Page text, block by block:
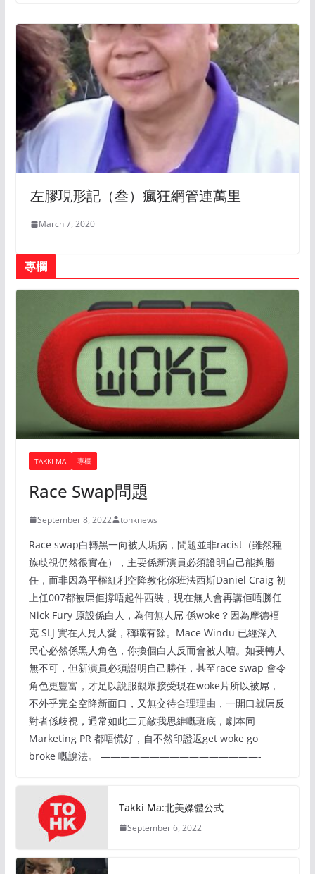
左膠現形記（叁）瘋狂網管連萬里
March 7, 2020
專欄
TAKKI MA 專欄
Race Swap問題
September 8, 2022 tohknews
Race swap白轉黑一向被人垢病，問題並非racist（雖然種
族歧視仍然很實在），主要係新演員必須證明自己能夠勝
任，而非因為平權紅利空降教化你班法西斯Daniel Craig 初
上任007都被屌佢撐唔起件西裝，現在無人會再講佢唔勝任
Nick Fury 原設係白人，為何無人屌 係woke？因為摩德褔
克 SLJ 實在人見人愛，稱職有餘。Mace Windu 已經深入
民心必然係黑人角色，你換個白人反而會被人嘈。如要轉人
無不可，但新演員必須證明自己勝任，甚至race swap 會令
角色更豐富，才足以說服觀眾接受現在woke片所以被屌，
不外乎完全空降新面口，又無交待合理理由，一開口就屌反
對者係歧視，通常如此二元敵我思維嘅班底，劇本同
Marketing PR 都唔慌好，自不然印證返get woke go
broke 嘅說法。 ————————————————-
Takki Ma:北美媒體公式
September 6, 2022